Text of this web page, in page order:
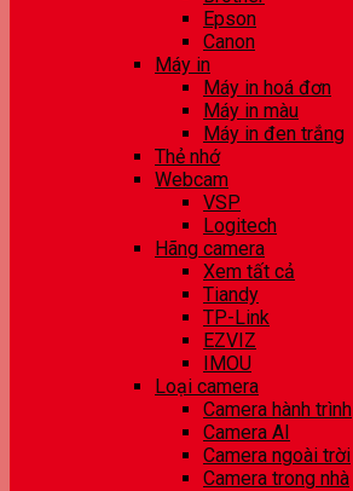
Epson
Canon
Máy in
Máy in hoá đơn
Máy in màu
Máy in đen trắng
Thẻ nhớ
Webcam
VSP
Logitech
Hãng camera
Xem tất cả
Tiandy
TP-Link
EZVIZ
IMOU
Loại camera
Camera hành trình
Camera AI
Camera ngoài trời
Camera trong nhà